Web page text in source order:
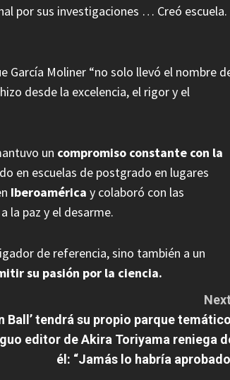
por sus investigaciones … Creó escuela.
García Moliner “no solo llevó el nombre
desde la excelencia, el rigor y el
un compromiso constante con la
en escuelas de postgrado en lugares
Iberoamérica y colaboró con las
la paz y el desarme.
de referencia, sino también a un
su pasión por la ciencia.
Ball’ tendrá su propio parque
editor de Akira Toriyama reniega
él: “Jamás lo habría